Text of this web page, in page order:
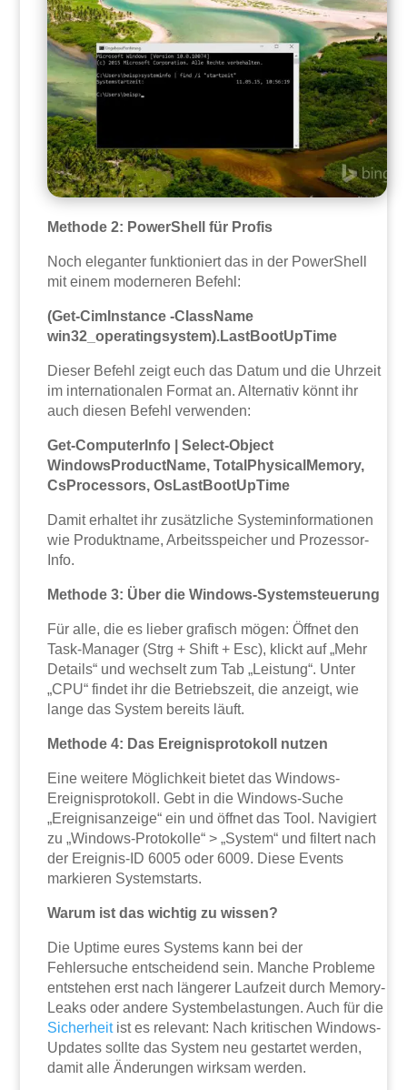
Methode 2: PowerShell für Profis
Noch eleganter funktioniert das in der PowerShell
mit einem moderneren Befehl:
(Get-CimInstance -ClassName
win32_operatingsystem).LastBootUpTime
Dieser Befehl zeigt euch das Datum und die Uhrzeit
im internationalen Format an. Alternativ könnt ihr
auch diesen Befehl verwenden:
Get-ComputerInfo | Select-Object
WindowsProductName, TotalPhysicalMemory,
CsProcessors, OsLastBootUpTime
Damit erhaltet ihr zusätzliche Systeminformationen
wie Produktname, Arbeitsspeicher und Prozessor-
Info.
Methode 3: Über die Windows-Systemsteuerung
Für alle, die es lieber grafisch mögen: Öffnet den
Task-Manager (Strg + Shift + Esc), klickt auf „Mehr
Details“ und wechselt zum Tab „Leistung“. Unter
„CPU“ findet ihr die Betriebszeit, die anzeigt, wie
lange das System bereits läuft.
Methode 4: Das Ereignisprotokoll nutzen
Eine weitere Möglichkeit bietet das Windows-
Ereignisprotokoll. Gebt in die Windows-Suche
„Ereignisanzeige“ ein und öffnet das Tool. Navigiert
zu „Windows-Protokolle“ > „System“ und filtert nach
der Ereignis-ID 6005 oder 6009. Diese Events
markieren Systemstarts.
Warum ist das wichtig zu wissen?
Die Uptime eures Systems kann bei der
Fehlersuche entscheidend sein. Manche Probleme
entstehen erst nach längerer Laufzeit durch Memory-
Leaks oder andere Systembelastungen. Auch für die
Sicherheitist es relevant: Nach kritischen Windows-
Updates sollte das System neu gestartet werden,
damit alle Änderungen wirksam werden.